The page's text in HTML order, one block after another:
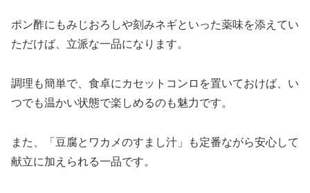
ポン酢にもみじおろしや刻みネギといった薬味を添えてい
ただけば、立派な一品になります。
調理も簡単で、食卓にカセットコンロを置いておけば、い
つでも温かい状態で楽しめるのも魅力です。
また、「豆腐とワカメのすまし汁」も定番ながら安心して
献立に加えられる一品です。